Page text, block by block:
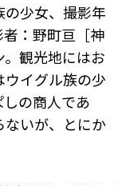
の少女、撮影年
：野町亘［神
観光地にはお
イグル族の少
の商人であ
ないが、とにか